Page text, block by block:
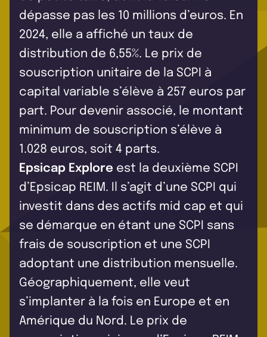
dépasse pas les 10 millions d’euros. En
2024, elle a affiché un taux de
distribution de 6,55%. Le prix de
souscription unitaire de la SCPI à
capital variable s’élève à 257 euros par
part. Pour devenir associé, le montant
minimum de souscription s’élève à
1.028 euros, soit 4 parts.
Epsicap Explore est la deuxième SCPI
d’Epsicap REIM. Il s’agit d’une SCPI qui
investit dans des actifs mid cap et qui
se démarque en étant une SCPI sans
frais de souscription et une SCPI
adoptant une distribution mensuelle.
Géographiquement, elle veut
s’implanter à la fois en Europe et en
Amérique du Nord. Le prix de